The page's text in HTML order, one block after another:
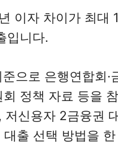
이자 차이가 최대
입니다.
으로 은행연합회·
회 정책 자료 등을
저신용자 2금융권
출 선택 방법을